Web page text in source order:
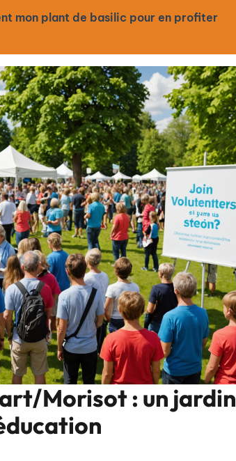
mon plant de basilic pour en profiter
Morisot : un jardin